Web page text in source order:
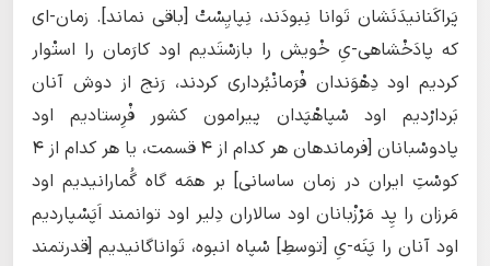
پَراکَنانیدَنَشان تَوانا نِبودَند، نِپایِسْتْ [باقی نماند]. زمان-ای
که پادَخْشاهی-یِ خْویش را بازسْتَدیم اود کارَمان را استْوار
کردیم اود دِهْوَندان فْرَمانْبُرداری کردند، رَنج از دوش آنان
بَردارْدیم اود سْپاهْپَدان پیرامون کشور فْرِستادیم اود
پادوسْبانان [فرماندهان هر کدام از ۴ قسمت، یا هر کدام از ۴
کوسْتِ ایران در زمان ساسانی] بر همَه گاه گُمارانیدیم اود
مَرزان را پِد مَرْزْبانان اود سالاران دِلیر اود توانمند اَپَسْپاردیم
اود آنان را پَنَه-یِ [توسطِ] سْپاه انبوه، تَواناگانیدیم [قدرتمند